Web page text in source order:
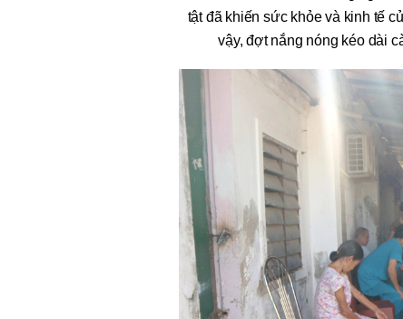
tật đã khiến sức khỏe và kinh tế
vậy, đợt nắng nóng kéo dài